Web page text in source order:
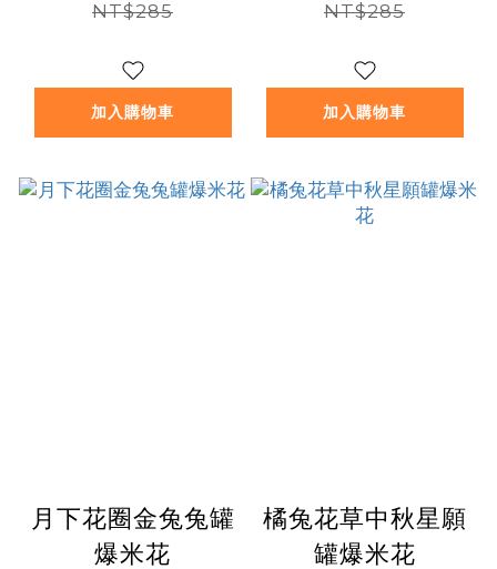
NT$285
加入購物車
NT$285
加入購物車
月下花圈金兔兔罐
爆米花
橘兔花草中秋星願
罐爆米花